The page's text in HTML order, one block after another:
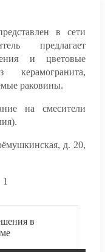
в сети
предлагает
и цветовые
раковины.
на смесители
д. 20,
в